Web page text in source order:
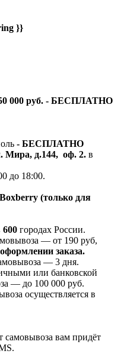
}}
50 000 руб. - БЕСПЛАТНО
- БЕСПЛАТНО
Мира, д.144, оф. 2. в
до 18:00.
(только для
600 городах России.
— от 190 руб,
заказа.
— 3 дня.
или банковской
— до 100 000 руб.
осуществляется в
самовывоза вам придёт